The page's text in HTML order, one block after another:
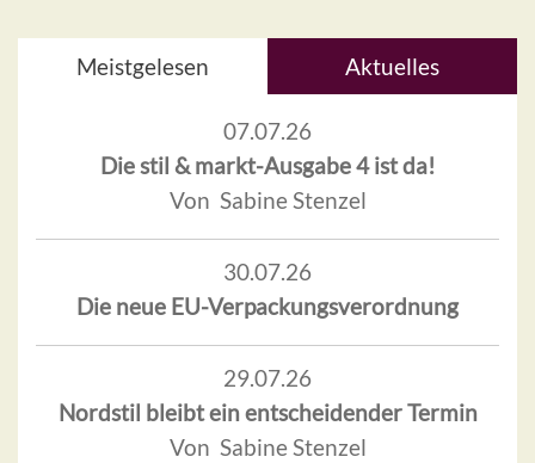
Meistgelesen Aktuelles
07.07.26
Die stil & markt-Ausgabe 4 ist da!
Von Sabine Stenzel
30.07.26
Die neue EU-Verpackungsverordnung
29.07.26
Nordstil bleibt ein entscheidender Termin
Von Sabine Stenzel